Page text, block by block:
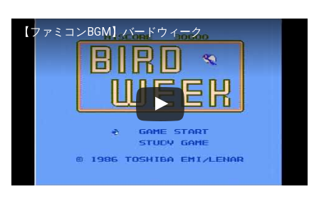
【ファミコンBGM】バードウィーク